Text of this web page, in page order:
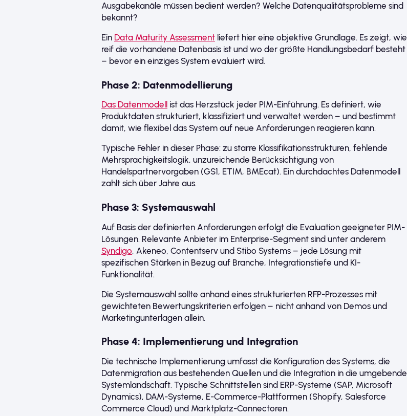
Ausgabekanäle müssen bedient werden? Welche Datenqualitätsprobleme sind
bekannt?
Ein Data Maturity Assessmentliefert hier eine objektive Grundlage. Es zeigt, wie
reif die vorhandene Datenbasis ist und wo der größte Handlungsbedarf besteht
– bevor ein einziges System evaluiert wird.
Phase 2: Datenmodellierung
Das Datenmodell ist das Herzstück jeder PIM-Einführung. Es definiert, wie
Produktdaten strukturiert, klassifiziert und verwaltet werden – und bestimmt
damit, wie flexibel das System auf neue Anforderungen reagieren kann.
Typische Fehler in dieser Phase: zu starre Klassifikationsstrukturen, fehlende
Mehrsprachigkeitslogik, unzureichende Berücksichtigung von
Handelspartnervorgaben (GS1, ETIM, BMEcat). Ein durchdachtes Datenmodell
zahlt sich über Jahre aus.
Phase 3: Systemauswahl
Auf Basis der definierten Anforderungen erfolgt die Evaluation geeigneter PIM-
Lösungen. Relevante Anbieter im Enterprise-Segment sind unter anderem
Syndigo, Akeneo, Contentserv und Stibo Systems – jede Lösung mit
spezifischen Stärken in Bezug auf Branche, Integrationstiefe und KI-
Funktionalität.
Die Systemauswahl sollte anhand eines strukturierten RFP-Prozesses mit
gewichteten Bewertungskriterien erfolgen – nicht anhand von Demos und
Marketingunterlagen allein.
Phase 4: Implementierung und Integration
Die technische Implementierung umfasst die Konfiguration des Systems, die
Datenmigration aus bestehenden Quellen und die Integration in die umgebende
Systemlandschaft. Typische Schnittstellen sind ERP-Systeme (SAP, Microsoft
Dynamics), DAM-Systeme, E-Commerce-Plattformen (Shopify, Salesforce
Commerce Cloud) und Marktplatz-Connectoren.